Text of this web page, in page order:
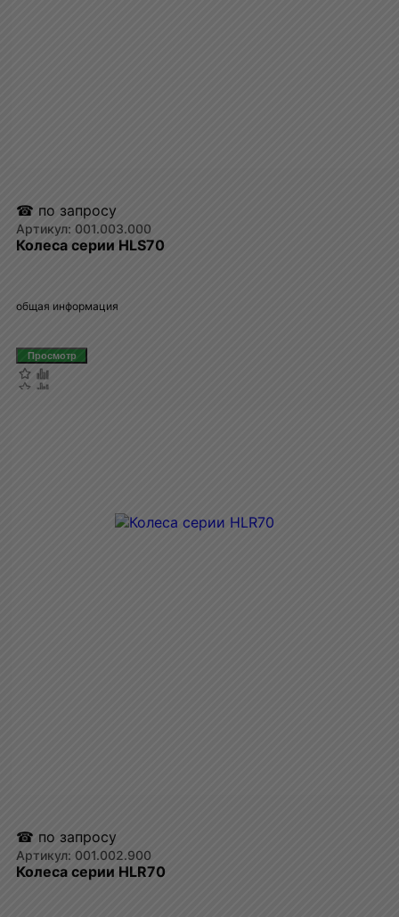
☎ по запросу
001.003.000
Колеса серии HLS70
общая информация
☎ по запросу
001.002.900
Колеса серии HLR70